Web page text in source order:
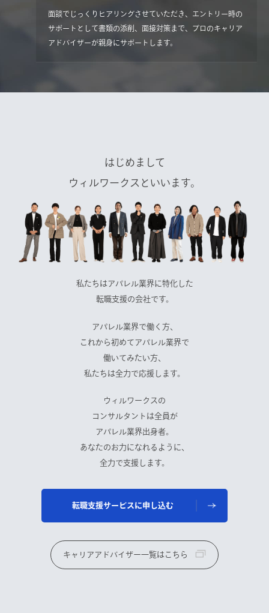
面談でじっくりヒアリングさせていただき、エントリー時の
サポートとして書類の添削、面接対策まで、プロのキャリア
アドバイザーが親身にサポートします。
はじめまして
ウィルワークスといいます。
私たちはアパレル業界に特化した
転職支援の会社です。
アパレル業界で働く方、
これから初めてアパレル業界で
働いてみたい方、
私たちは全力で応援します。
ウィルワークスの
コンサルタントは全員が
アパレル業界出身者。
あなたのお力になれるように、
全力で支援します。
転職支援サービスに申し込む
キャリアアドバイザー一覧はこちら